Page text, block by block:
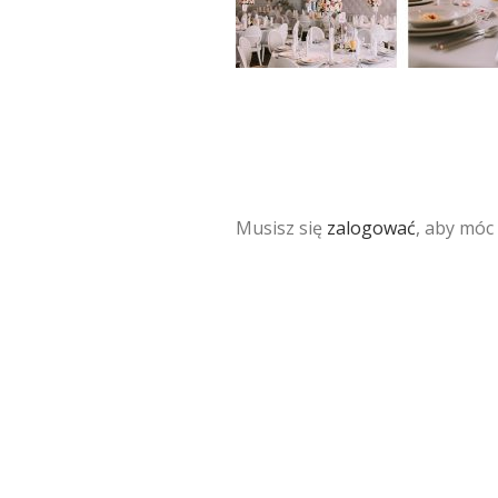
Musisz się zalogować, aby